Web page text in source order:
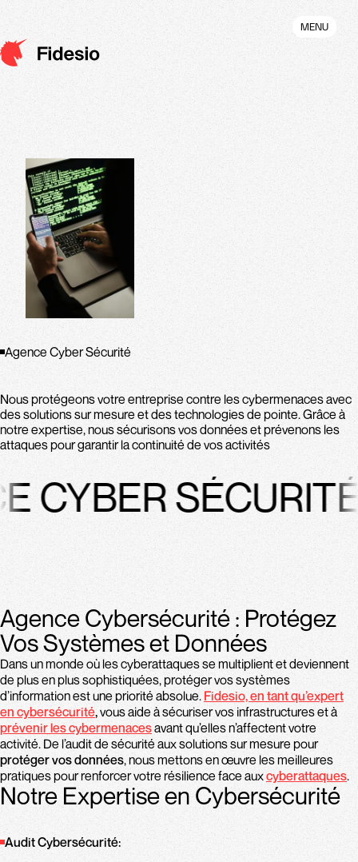
contenu
principal
MENU
Agence Cyber Sécurité
Nous protégeons votre entreprise contre les cybermenaces avec
des solutions sur mesure et des technologies de pointe. Grâce à
notre expertise, nous sécurisons vos données et prévenons les
attaques pour garantir la continuité de vos activités
SÉCURITÉ
Agence Cybersécurité : Protégez
Vos Systèmes et Données
Dans un monde où les cyberattaques se multiplient et deviennent
de plus en plus sophistiquées, protéger vos systèmes
d’information est une priorité absolue. Fidesio, en tant qu’expert
en cybersécurité,vous aide à sécuriser vos infrastructures et à
prévenir les cybermenacesavant qu’elles n’affectent votre
activité. De l’audit de sécurité aux solutions sur mesure pour
protéger vos données, nous mettons en œuvre les meilleures
pratiques pour renforcer votre résilience face auxcyberattaques.
Notre Expertise en Cybersécurité
Audit Cybersécurité: